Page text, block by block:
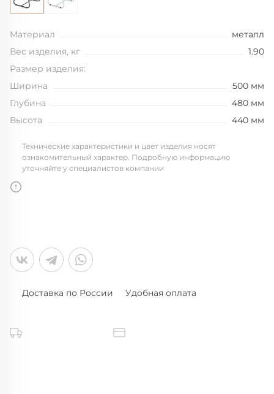
Материал
металл
Вес изделия, кг
1.90
Размер изделия:
Ширина
500 мм
Глубина
480 мм
Высота
440 мм
Технические характеристики и цвет изделия носят
ознакомительный характер. Подробную информацию
уточняйте у специалистов компании
Доставка по России Удобная оплата